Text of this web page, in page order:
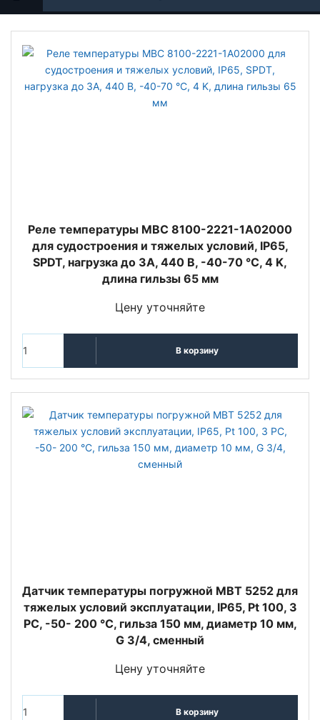
Реле температуры MBC 8100-2221-1A02000
для судостроения и тяжелых условий, IP65,
SPDT, нагрузка до 3А, 440 В, -40-70 °C, 4 K,
длина гильзы 65 мм
Цену уточняйте
В корзину
Датчик температуры погружной MBT 5252 для
тяжелых условий эксплуатации, IP65, Pt 100, 3
РС, -50- 200 °C, гильза 150 мм, диаметр 10 мм,
G 3/4, сменный
Цену уточняйте
В корзину